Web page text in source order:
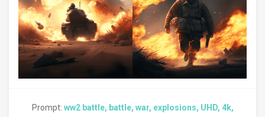
Prompt: ww2 battle, battle, war, explosions, UHD, 4k,